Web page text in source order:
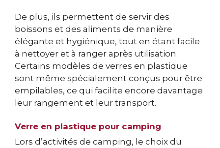
De plus, ils permettent de servir des
boissons et des aliments de manière
élégante et hygiénique, tout en étant facile
à nettoyer et à ranger après utilisation.
Certains modèles de verres en plastique
sont même spécialement conçus pour être
empilables, ce qui facilite encore davantage
leur rangement et leur transport.
Verre en plastique pour camping
Lors d’activités de camping, le choix du